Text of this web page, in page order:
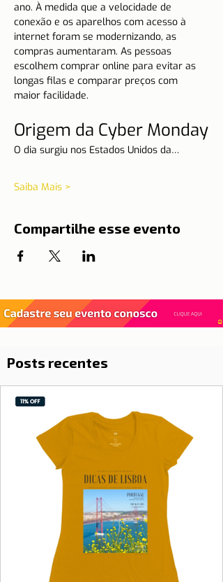
ano. À medida que a velocidade de
conexão e os aparelhos com acesso à
internet foram se modernizando, as
compras aumentaram. As pessoas
escolhem comprar online para evitar as
longas filas e comparar preços com
maior facilidade.
Origem da Cyber Monday
O dia surgiu nos Estados Unidos da…
Saiba Mais >
Compartilhe esse evento
Posts recentes